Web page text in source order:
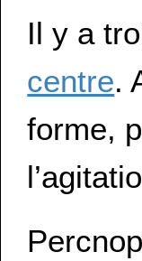
Il y a
centre.
forme,